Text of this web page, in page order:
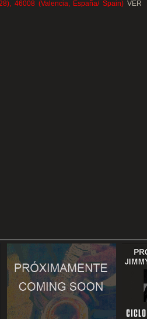
46008 (Valencia, España/ Spain) VER